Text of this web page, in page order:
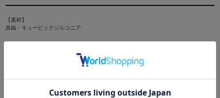
【素材】
真鍮・キュービックジルコニア